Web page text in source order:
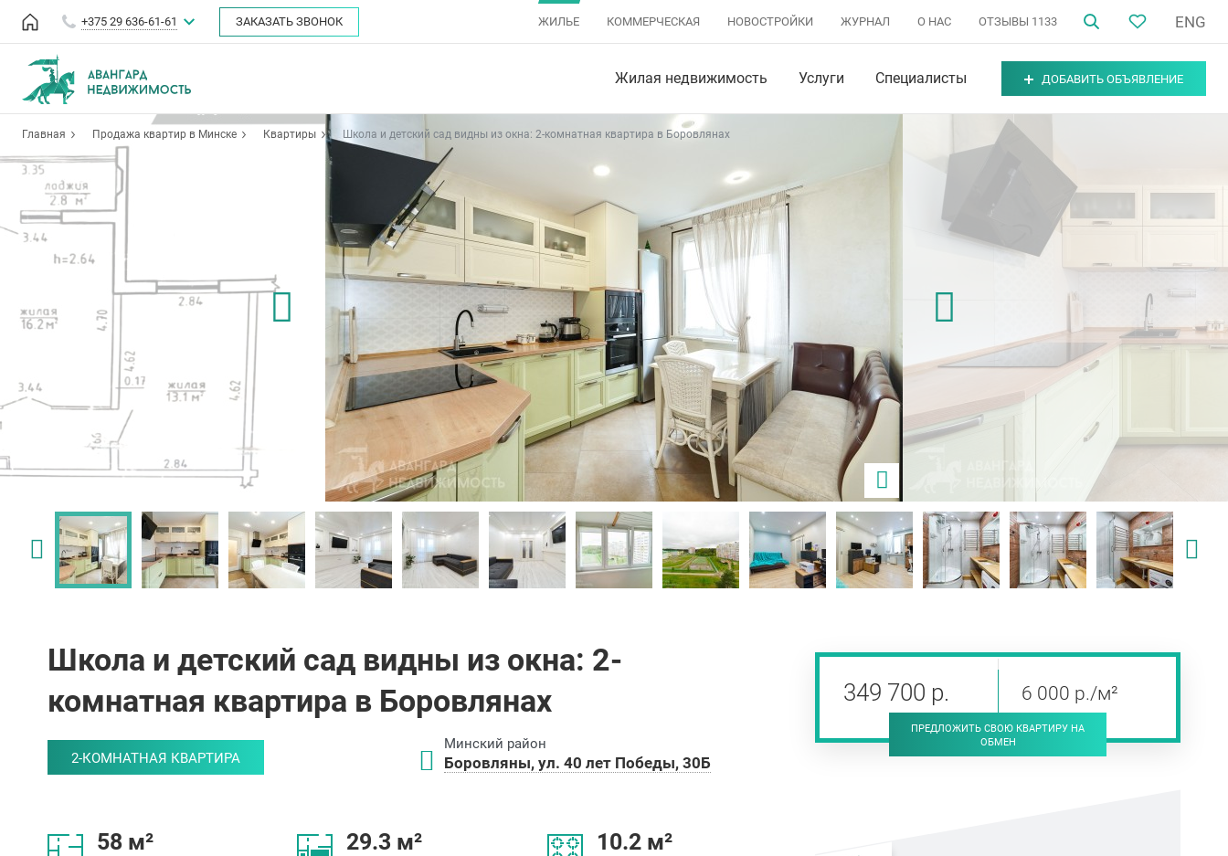
+375 29 636-61-61 ЗАКАЗАТЬ ЗВОНОК ЖИЛЬЕ КОММЕРЧЕСКАЯ НОВОСТРОЙКИ ЖУРНАЛ О НАС ОТЗЫВЫ 1133 ENG
Жилая недвижимость Услуги Специалисты ДОБАВИТЬ ОБЪЯВЛЕНИЕ
Главная Продажа квартир в Минске Квартиры Школа и детский сад видны из окна: 2-комнатная квартира в Боровлянах
Школа и детский сад видны из окна: 2-
комнатная квартира в Боровлянах
2-КОМНАТНАЯ КВАРТИРА
Минский район
Боровляны, ул. 40 лет Победы, 30Б
58 м² 29.3 м² 10.2 м²
349 700 р. 6 000 р./м²
ПРЕДЛОЖИТЬ СВОЮ КВАРТИРУ НА
ОБМЕН